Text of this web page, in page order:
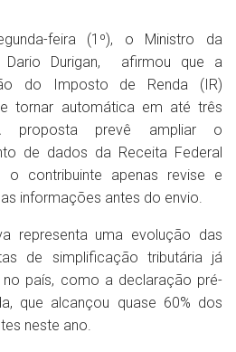
feira (1º), o Ministro da
Dario Durigan, afirmou que a
do Imposto de Renda (IR)
tornar automática em até três
proposta prevê ampliar o
de dados da Receita Federal
o contribuinte apenas revise e
informações antes do envio.
representa uma evolução das
de simplificação tributária já
no país, como a declaração pré-
que alcançou quase 60% dos
neste ano.